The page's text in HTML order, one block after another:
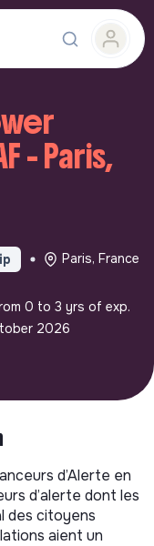
- Paris,
Paris, France
0 to 3 yrs of exp.
2026
d’Alerte en
d’alerte dont les
des citoyens
aient un